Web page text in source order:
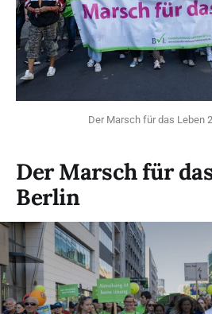
Der Marsch für das Leben
Der Marsch für
Berlin